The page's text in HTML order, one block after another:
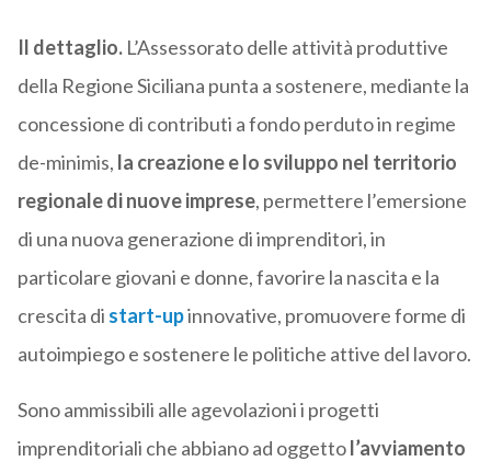
Il dettaglio.L’Assessorato delle attività produttive
della Regione Siciliana punta a sostenere, mediante la
concessione di contributi a fondo perduto in regime
de-minimis, la creazione e lo sviluppo nel territorio
regionale di nuove imprese, permettere l’emersione
di una nuova generazione di imprenditori, in
particolare giovani e donne, favorire la nascita e la
crescita di start-upinnovative, promuovere forme di
autoimpiego e sostenere le politiche attive del lavoro.
Sono ammissibili alle agevolazioni i progetti
imprenditoriali che abbiano ad oggettol’avviamento